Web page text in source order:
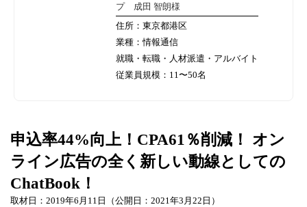
プ 成田 智朗様
住所：東京都港区
業種：情報通信
就職・転職・人材派遣・アルバイト
従業員規模：11〜50名
申込率44%向上！CPA61％削減！ オン
ライン広告の全く新しい動線としての
ChatBook！
取材日：2019年6月11日（公開日：2021年3月22日）